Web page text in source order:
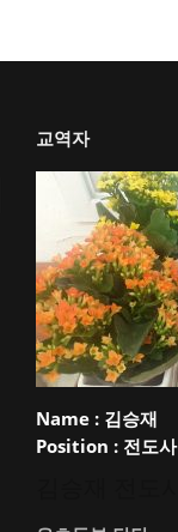
교역자
Name :김승재
Position :전도사